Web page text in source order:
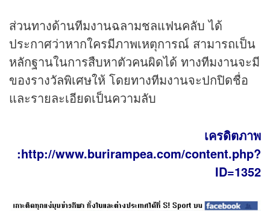
ส่วนทางด้านทีมงานฉลามชลแฟนคลับ ได้
ประกาศว่าหากใครมีภาพเหตุการณ์ สามารถเป็น
หลักฐานในการสืบหาตัวคนผิดได้ ทางทีมงานจะมี
ของรางวัลพิเศษให้ โดยทางทีมงานจะปกปิดชื่อ
และรายละเอียดเป็นความลับ
เครดิตภาพ
:http://www.burirampea.com/content.php?
ID=1352